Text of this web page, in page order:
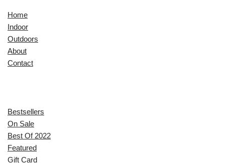
Home
Indoor
Outdoors
About
Contact
Bestsellers
On Sale
Best Of 2022
Featured
Gift Card